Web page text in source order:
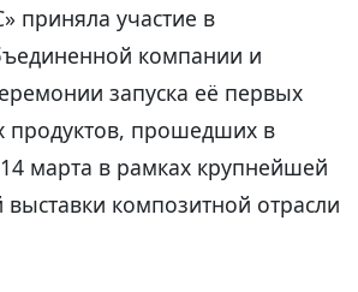
приняла участие в
компании и
запуска её первых
продуктов, прошедших в
марта в рамках крупнейшей
композитной отрасли